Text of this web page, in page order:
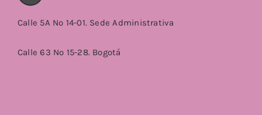
Calle 5A No 14-01. Sede Administrativa
Calle 63 No 15-28. Bogotá